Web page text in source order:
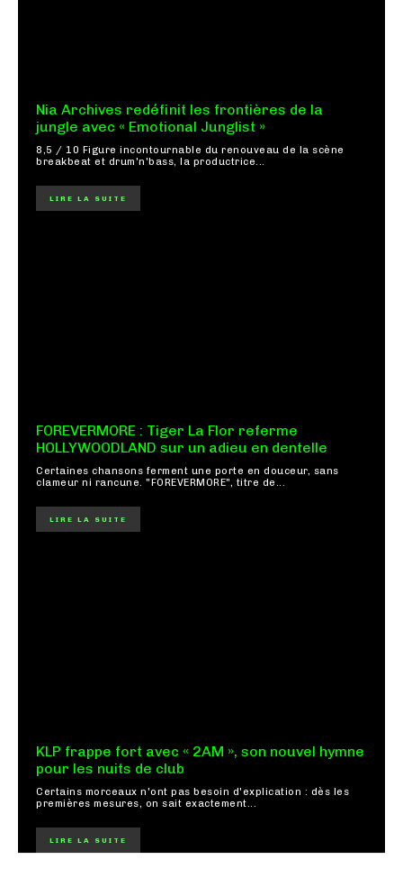
Nia Archives redéfinit les frontières de la
jungle avec « Emotional Junglist »
8,5 / 10 Figure incontournable du renouveau de la scène
breakbeat et drum'n'bass, la productrice...
LIRE LA SUITE
FOREVERMORE : Tiger La Flor referme
HOLLYWOODLAND sur un adieu en dentelle
Certaines chansons ferment une porte en douceur, sans
clameur ni rancune. "FOREVERMORE", titre de...
LIRE LA SUITE
KLP frappe fort avec « 2AM », son nouvel hymne
pour les nuits de club
Certains morceaux n'ont pas besoin d'explication : dès les
premières mesures, on sait exactement...
LIRE LA SUITE